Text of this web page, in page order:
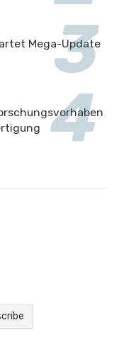
Mega-Update